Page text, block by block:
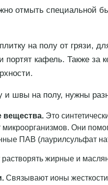
отмыть специальной
на полу от грязи,
портят кафель. Также
и швы на полу, нужны
вещества. Это
Они
ПАВ (лаурилсульфат
жирные и
Связывают ионы